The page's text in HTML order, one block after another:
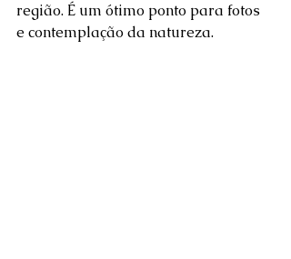
região. É um ótimo ponto para fotos
e contemplação da natureza.